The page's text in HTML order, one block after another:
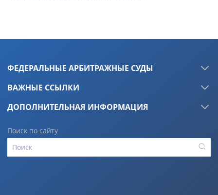
ФЕДЕРАЛЬНЫЕ АРБИТРАЖНЫЕ СУДЫ
ВАЖНЫЕ ССЫЛКИ
ДОПОЛНИТЕЛЬНАЯ ИНФОРМАЦИЯ
Поиск по сайту